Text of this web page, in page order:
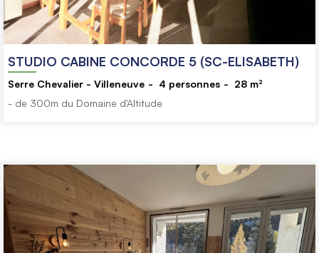
STUDIO CABINE CONCORDE 5 (SC-ELISABETH)
Serre Chevalier - Villeneuve 4 personnes 28 m²
- de 300m du Domaine d'Altitude